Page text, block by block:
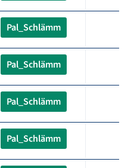
Pal_Schlämm
Pal_Schlämm
Pal_Schlämm
Pal_Schlämm